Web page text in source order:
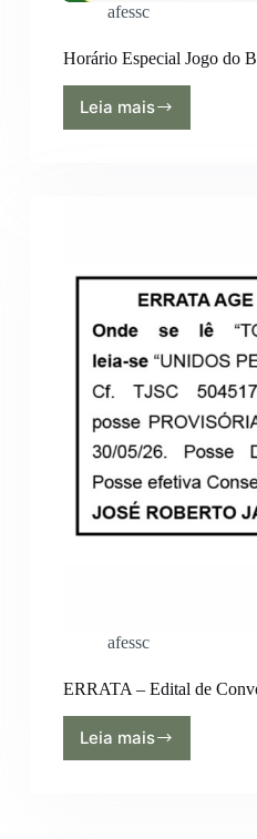
afessc
Horário Especial Jogo do
Leia mais
afessc
ERRATA – Edital de
Leia mais